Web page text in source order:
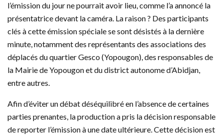
l’émission du jour ne pourrait avoir lieu, comme l’a annoncé la
présentatrice devant la caméra. La raison ? Des participants
clés à cette émission spéciale se sont désistés à la dernière
minute, notamment des représentants des associations des
déplacés du quartier Gesco (Yopougon), des responsables de
la Mairie de Yopougon et du district autonome d’Abidjan,
entre autres.
Afin d’éviter un débat déséquilibré en l’absence de certaines
parties prenantes, la production a pris la décision responsable
de reporter l’émission à une date ultérieure. Cette décision est